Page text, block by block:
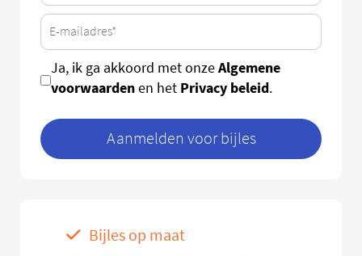
Ja, ik ga akkoord met onzeAlgemene
voorwaardenen het Privacy beleid.
Aanmelden voor bijles
Bijles op maat